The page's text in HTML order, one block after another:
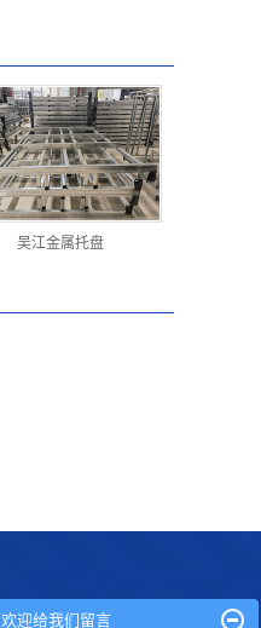
吴江金属托盘
欢迎给我们留言